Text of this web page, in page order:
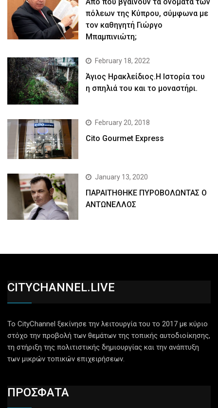
πόλεων της Κύπρου, σύμφωνα με
τον καθηγητή Γιώργο
Μπαμπινιώτη;
February 18, 2022
Άγιος Ηρακλείδιος.Η Ιστορία του
η σπηλιά του και το μοναστήρι.
February 20, 2018
Cito Gourmet Express
January 13, 2020
ΠΑΡΑΙΤΗΘΗΚΕ ΠΥΡΟΒΟΛΩΝΤΑΣ Ο
ΑΝΤΩΝΕΛΛΟΣ
CITYCHANNEL.LIVE
Το CityChannel ξεκίνησε την λειτουργία του το 2017 με κύριο
στόχο την προβολή των θεμάτων της τοπικής αυτοδιοίκησης,
τη στήριξη της πολιτιστικής δημιουργίας και την ανάπτυξη
των μικρών τοπικών επιχειρήσεων.
ΠΡΟΣΦΑΤΑ